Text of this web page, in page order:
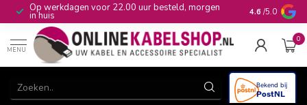
Op werkdagen voor 22.00 uur besteld, morgen
in huis 10+jaar
4.6 /5.0
MENU
0